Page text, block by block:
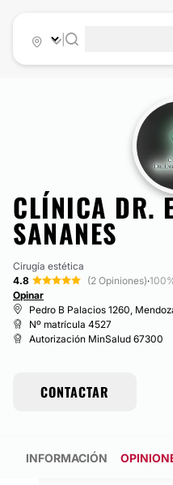
CLÍNICA DR.
SANANES
Cirugía estética
4.8
(2 Opiniones)·
Opinar
Pedro B Palacios 1260,
Nº matrícula 4527
Autorización MinSalud 67300
CONTACTAR
INFORMACIÓN